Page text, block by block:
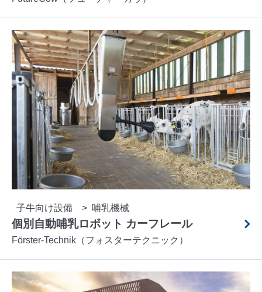
子牛向け設備 哺乳機械
個別自動哺乳ロボット カーフレール
Förster-Technik（フォスターテクニック）